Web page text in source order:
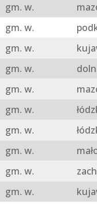
gm. w.
gm. w.
gm. w.
gm. w.
gm. w.
gm. w.
gm. w.
gm. w.
gm. w.
gm. w.